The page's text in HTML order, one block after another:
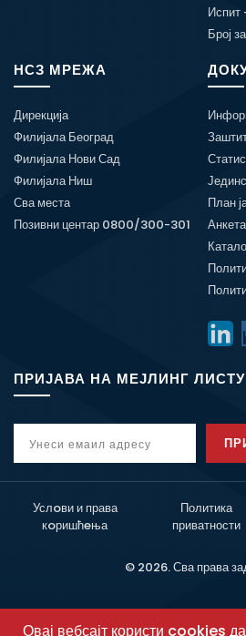
Број
НСЗ МРЕЖА
Дирекција
Филијала Београд
Филијала Нови Сад
Филијала Ниш
Сва места
Позивни центар 0800/300-301
План
ПРИЈАВА НА МЕЈЛИНГ ЛИСТУ
Услoви и права
кoришћeња
Политика
приватности
© 2026. Сва права
Овај вебсајт користи cookies